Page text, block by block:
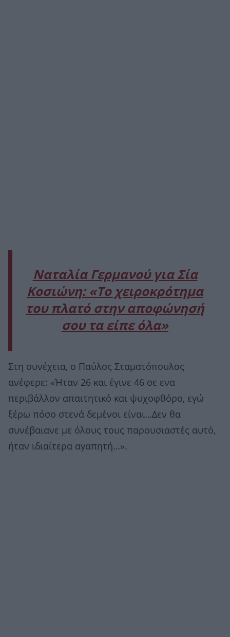
Ναταλία Γερμανού για Σία
Κοσιώνη: «Το χειροκρότημα
του πλατό στην αποφώνησή
σου τα είπε όλα»
Στη συνέχεια, ο Παύλος Σταματόπουλος
ανέφερε: «Ήταν 26 και έγινε 46 σε ενα
περιβάλλον απαιτητικό και ψυχοφθόρο, εγώ
ξέρω πόσο στενά δεμένοι είναι…Δεν θα
συνέβαιανε με όλους τους παρουσιαστές αυτό,
ήταν ιδιαίτερα αγαπητή…».